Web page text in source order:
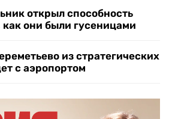
открыл способность
они были гусеницами
из стратегических
с аэропортом